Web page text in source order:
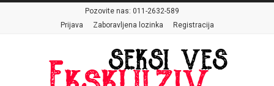
Pozovite nas: 011-2632-589
Prijava
Zaboravljena lozinka Registracija